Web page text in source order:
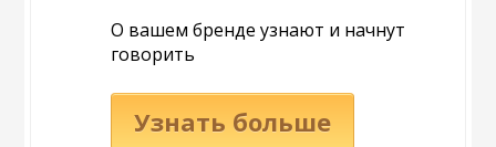
О вашем бренде узнают и начнут
говорить
Узнать больше